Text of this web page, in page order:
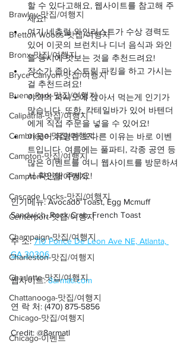
Brawley-맛집/여행지
Bretton Woods-맛집/여행지
Bronx-맛집/여행지
Bryce Canyon-맛집/여행지
Buena Park-맛집/여행지
Calipatria-맛집/여행지
Cambridge-맛집/여행지
Campton-맛집/여행지
Campton-맛집/여행지
Cascade Locks-맛집/여행지
Centerport-맛집/여행지
Champaign-맛집/여행지
Charleston-맛집/여행지
Charlotte-맛집/여행지
Chattanooga-맛집/여행지
Chicago-맛집/여행지
Chicago-이벤트
할 수 있다고해요, 웹사이트를 참고해 주
세요!
여기 네츄럴 와인리스트가 수상 경력도
있어 이곳의 브런치나 디너 음식과 와인
을 동시에 맛보는 것을 추천드려요!
장소가 좁아 스트릿 파킹을 하고 가시는
걸 추천드려요!
야외의 파시오에 앉아서 먹는게 인기가
많습니다. 또한, 칵테일바가 있어 바텐더
에게 직접 주문을 넣을 수 있어요!
이곳이 유명한 또다른 이유는 바로 이벤
트입니다. 여름에는 풀파티, 각종 공연 등
많은 이벤트를 여니 웹사이트를 방문하셔
서 확인해 주세요!
인기메뉴: Avocado Toast, Egg Mcmuff
Sandwich, Rock Crab, French Toast
주 소: 710 Ponce De Leon Ave NE, Atlanta,
GA 30306
웹사이트: 8armatl.com
연 락 처: (470) 875-5856
Credit: @8armatl